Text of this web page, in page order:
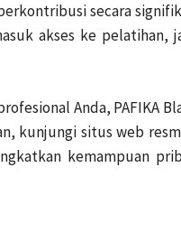
secara
akses ke
Anda, PAFIKA
kunjungi situs web
kemampuan